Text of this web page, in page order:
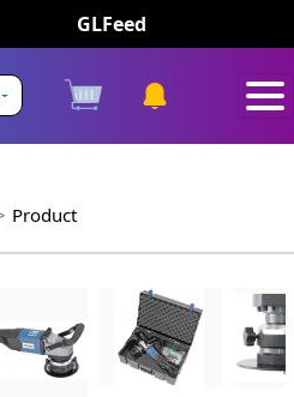
GLFeed
Product